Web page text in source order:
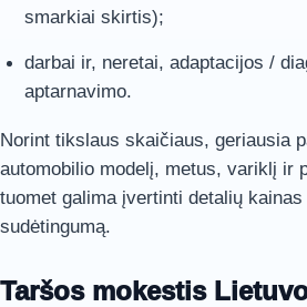
smarkiai skirtis);
darbai ir, neretai, adaptacijos /
aptarnavimo.
Norint tikslaus skaičiaus, geriausia
automobilio modelį, metus, variklį ir
tuomet galima įvertinti detalių
sudėtingumą.
Taršos mokestis